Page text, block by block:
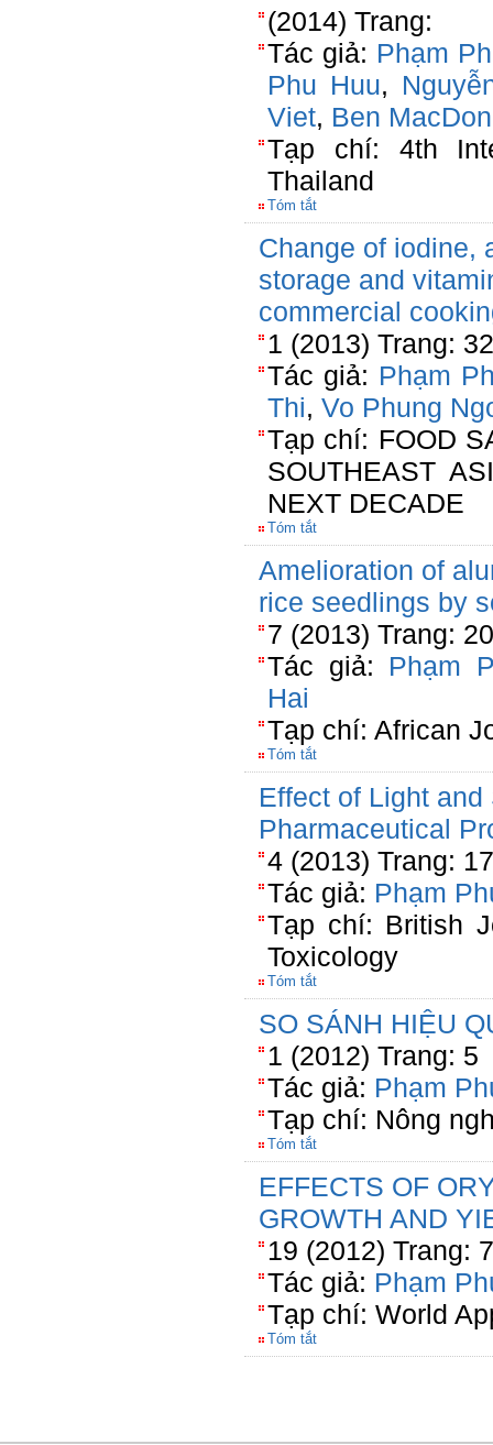
(2014) Trang:
Tác giả: Phạm
Phu Huu,
Viet, Ben
Tạp chí: 4th
Thailand
Tóm tắt
Change of iodine,
storage and
commercial
1 (2013) Trang: 32
Tác giả: Phạm
Thi, Vo Phung
Tạp chí: FOOD
SOUTHEAST
NEXT DECADE
Tóm tắt
Amelioration of
rice seedlings by
7 (2013) Trang:
Tác giả: Phạm
Hai
Tạp chí: African
Tóm tắt
Effect of Light
Pharmaceutical
4 (2013) Trang:
Tác giả: Phạm
Tạp chí: British
Toxicology
Tóm tắt
SO SÁNH HIỆU
1 (2012) Trang: 5
Tác giả: Phạm
Tạp chí: Nông
Tóm tắt
EFFECTS OF
GROWTH AND
19 (2012) Trang:
Tác giả: Phạm
Tạp chí: World
Tóm tắt